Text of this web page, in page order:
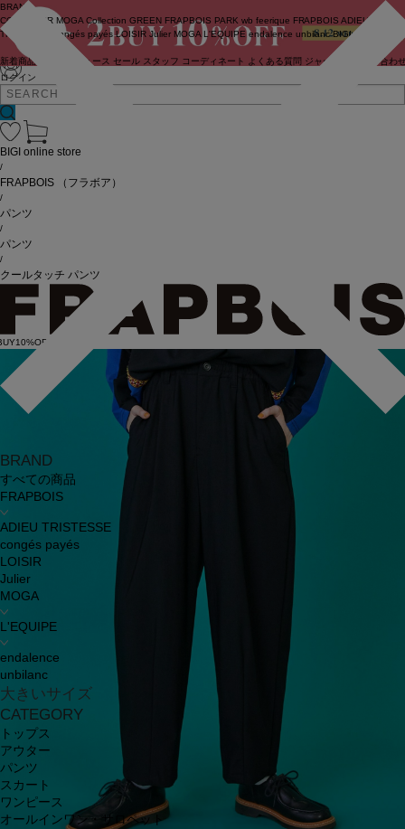
ログイン
BRAND
COUTURIER MOGA Collection GREEN FRAPBOIS PARK wb feerique FRAPBOIS ADIEU
TRISTESSE
congés payés LOISIR Julier MOGA L'EQUIPE endalence unbilanc BIGI online store
新着商品 ニュース セール スタッフ コーディネート よくある質問 ジャーナル お問い合わ
BRAND
すべての商品
FRAPBOIS
ADIEU TRISTESSE
congés payés
LOISIR
Julier
MOGA
L'EQUIPE
endalence
unbilanc
大きいサイズ
CATEGORY
トップス
アウター
パンツ
スカート
ワンピース
オールインワン・サロペット
BIGI online store
/
FRAPBOIS （フラボア）
/
パンツ
/
パンツ
/
クールタッチ パンツ